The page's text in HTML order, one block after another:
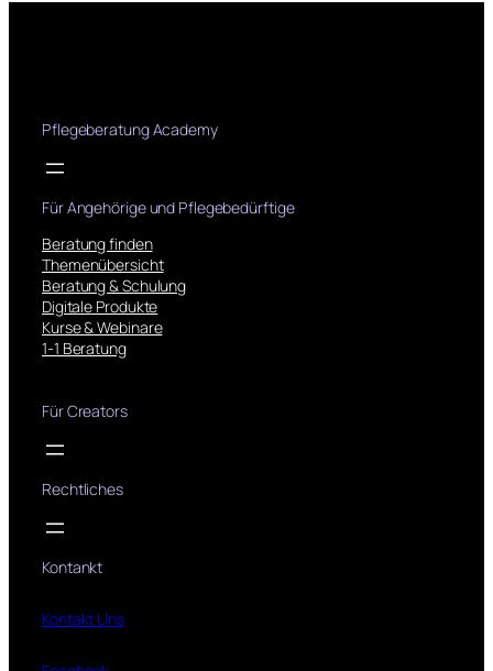
Pflegeberatung Academy
Für Angehörige und Pflegebedürftige
Beratung finden
Themenübersicht
Beratung & Schulung
Digitale Produkte
Kurse & Webinare
1-1 Beratung
Für Creators
Rechtliches
Kontankt
Kontakt Uns